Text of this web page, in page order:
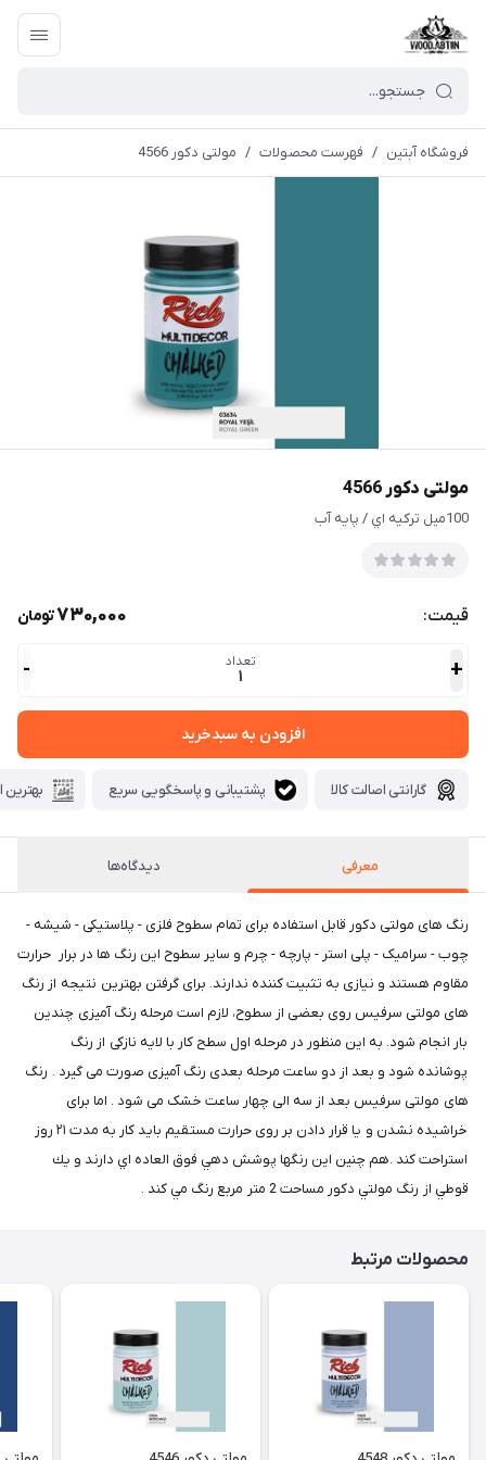
فروشگاه آبتین / فهرست محصولات / مولتی دکور 4566
مولتی دکور 4566
100ميل تركيه اي / پايه آب
قیمت: 730,000تومان
+ تعداد
1
-
افزودن به سبدخرید
گارانتی اصالت کالا پشتیبانی و پاسخگویی سریع بهترین
معرفی دیدگاه‌ها
رنگ های مولتی دكور قابل استفاده برای تمام سطوح فلزی - پلاستیکی - شیشه -
چوب - سرامیک - پلی استر - پارچه - چرم و سایر سطوح این رنگ ها در برار حرارت
مقاوم هستند و نیازی به تثبیت کننده ندارند. برای گرفتن بهترین نتیجه از رنگ
های مولتی سرفیس روی بعضی از سطوح، لازم است مرحله رنگ آمیزی چندین
بار انجام شود. به این منظور در مرحله اول سطح کار با لایه نازکی از رنگ
پوشانده شود و بعد از دو ساعت مرحله بعدی رنگ آمیزی صورت می گیرد . رنگ
های مولتی سرفیس بعد از سه الی چهار ساعت خشک می شود . اما برای
خراشیده نشدن و یا قرار دادن بر روی حرارت مستقیم باید کار به مدت ۲۱ روز
استراحت کند .هم چنين اين رنگها پوشش دهي فوق العاده اي دارند و يك
قوطي از رنگ مولتي دكور مساحت 2 متر مربع رنگ مي كند .
محصولات مرتبط